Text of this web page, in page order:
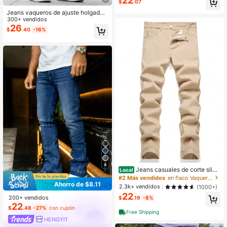
Jeans vaqueros de ajuste holgado
y casual de color azul claro para ho
mbres
300+ vendidos
$26.40 -16%
4
Ahorro de $8.11
200+ vendidos
$22.48 -27% con cupón
HENGYI1
$ .07
Local Jeans casuales de corte slim
con bolsillo de unicolor para hombr
e
#2 Más vendidos
en flaco Vaqueros de hombre
2.3k+ vendidos
(1000+)
$22.19 -8%
Free Shipping